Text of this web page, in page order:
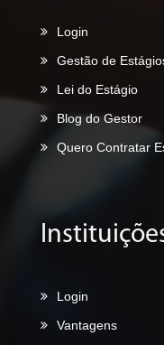
Login
Gestão de
Lei do Estágio
Blog do Gestor
Quero Contratar
Login
Vantagens